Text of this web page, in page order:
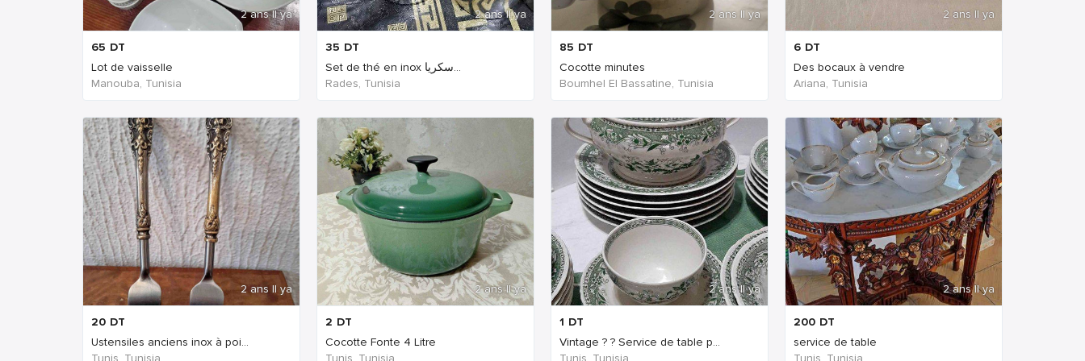
2 ans Il ya
65 DT
Lot de vaisselle
Manouba, Tunisia
2 ans Il ya
35 DT
Set de thé en inox سكريا...
Rades, Tunisia
2 ans Il ya
85 DT
Cocotte minutes
Boumhel El Bassatine, Tunisia
2 ans Il ya
6 DT
Des bocaux à vendre
Ariana, Tunisia
2 ans Il ya
20 DT
Ustensiles anciens inox à poi...
Tunis, Tunisia
2 ans Il ya
2 DT
Cocotte Fonte 4 Litre
Tunis, Tunisia
2 ans Il ya
1 DT
Vintage ? ? Service de table p...
Tunis, Tunisia
2 ans Il ya
200 DT
service de table
Tunis, Tunisia